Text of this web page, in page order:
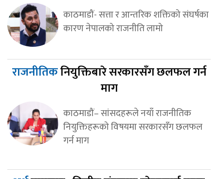
काठमाडौं- सत्ता र आन्तरिक शक्तिको संघर्षका
कारण नेपालको राजनीति लामो
राजनीतिकनियुक्तिबारे सरकारसँग छलफल गर्न
माग
काठमाडौं– सांसदहरूले नयाँ राजनीतिक
नियुक्तिहरूको विषयमा सरकारसँग छलफल
गर्न माग